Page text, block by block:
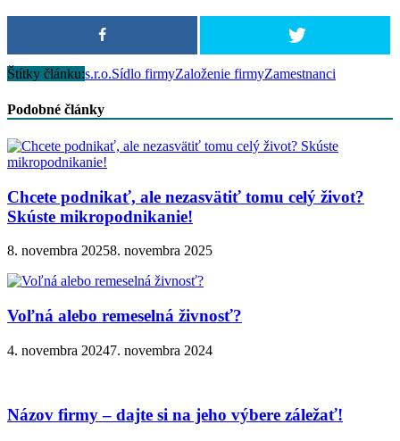
Štítky článku:s.r.o.Sídlo firmyZaloženie firmyZamestnanci
Podobné články
Chcete podnikať, ale nezasvätiť tomu celý život?
Skúste mikropodnikanie!
8. novembra 20258. novembra 2025
Voľná alebo remeselná živnosť?
4. novembra 20247. novembra 2024
Názov firmy – dajte si na jeho výbere záležať!